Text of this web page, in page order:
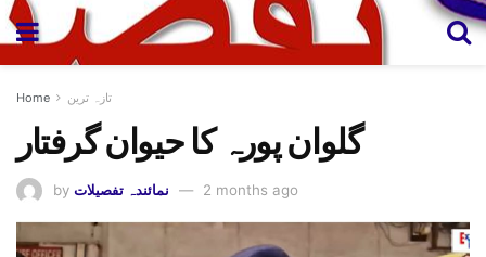
Home تازہ ترین
گلوان پورہ کا حیوان گرفتار
by نمائندہ تفصیلات 2 months ago